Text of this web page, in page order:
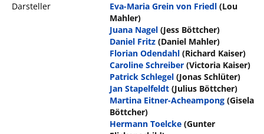
Darsteller
Eva-Maria Grein von Friedl (Lou
Mahler)
Juana Nagel (Jess Böttcher)
Daniel Fritz (Daniel Mahler)
Florian Odendahl (Richard Kaiser)
Caroline Schreiber (Victoria Kaiser)
Patrick Schlegel (Jonas Schlüter)
Jan Stapelfeldt (Julius Böttcher)
Martina Eitner-Acheampong (Gisela
Böttcher)
Hermann Toelcke (Gunter